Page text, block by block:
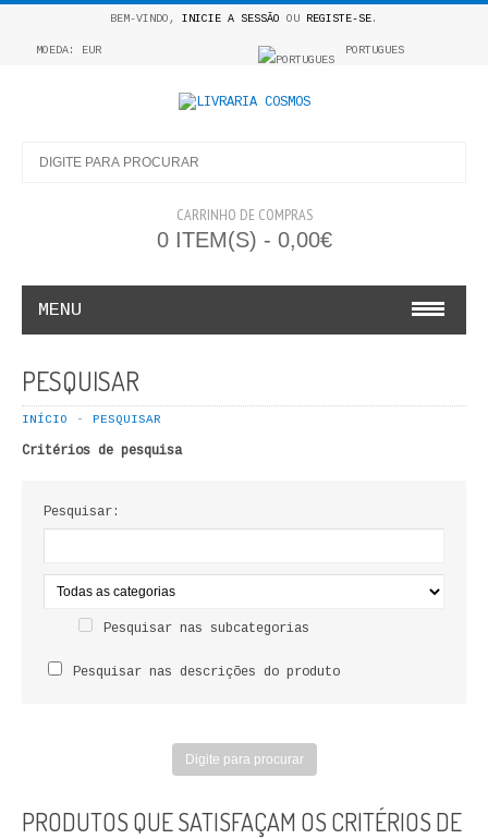
BEM-VINDO, INICIE A SESSÃO OU REGISTE-SE.
MOEDA: EUR PORTUGUES
CARRINHO DE COMPRAS
0 ITEM(S) - 0,00€
MENU
COSMOS INFANTIL
COLEÇÃO APRENDE A COLORIR
LIVROS DE PINTAR
ANTROPOLOGIA E SOCIOLOGIA
PESQUISAR
INÍCIO PESQUISAR
Critérios de pesquisa
Pesquisar:
Pesquisar nas subcategorias
Pesquisar nas descrições do produto
PRODUTOS QUE SATISFAÇAM OS CRITÉRIOS DE